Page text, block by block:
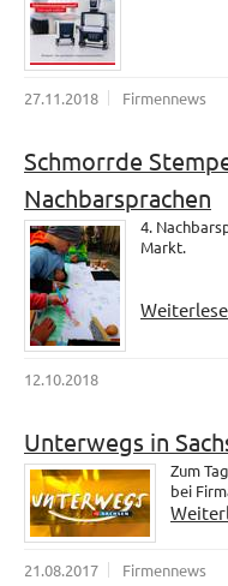
27.11.2018 Firmennews
Schmorrde
Nachbarsprachen
4.
Markt.
12.10.2018
Unterwegs in
Zum
bei
21.08.2017 Firmennews